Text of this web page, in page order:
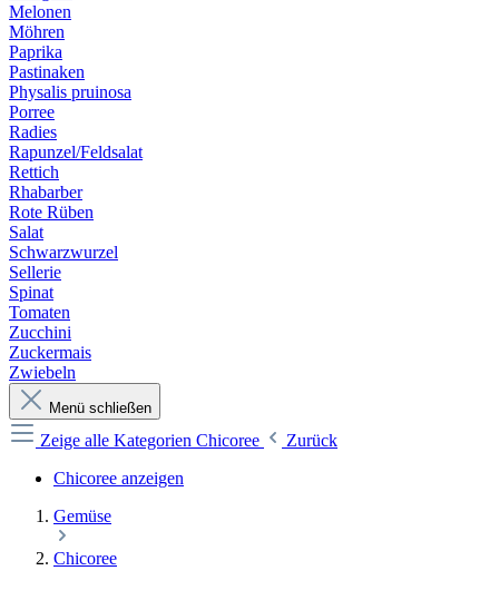
Melonen
Möhren
Paprika
Pastinaken
Physalis pruinosa
Porree
Radies
Rapunzel/Feldsalat
Rettich
Rhabarber
Rote Rüben
Salat
Schwarzwurzel
Sellerie
Spinat
Tomaten
Zucchini
Zuckermais
Zwiebeln
Menü schließen
Zeige alle Kategorien Chicoree
Zurück
Chicoree anzeigen
Gemüse
Chicoree